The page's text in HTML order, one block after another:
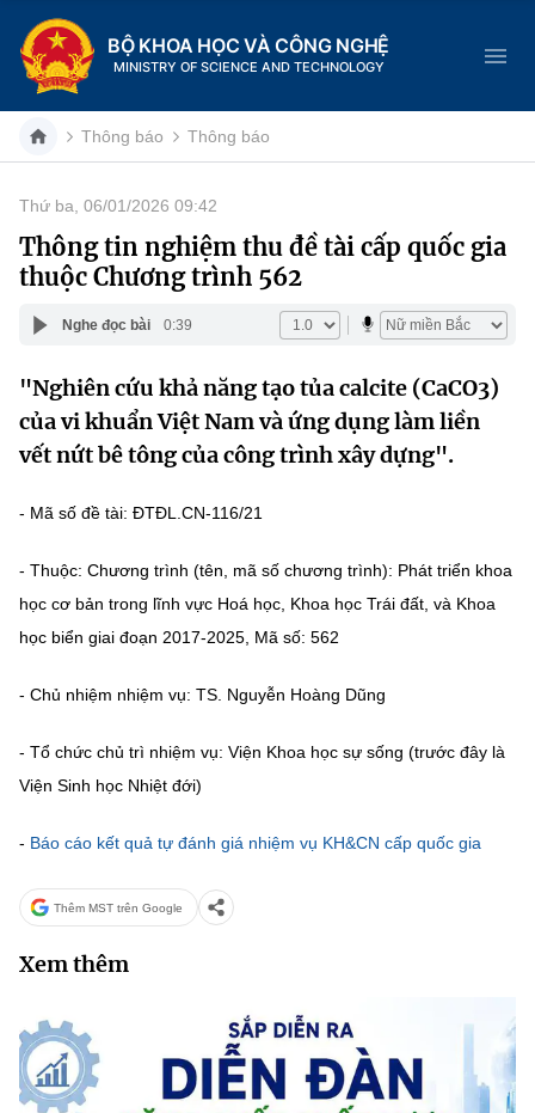
BỘ KHOA HỌC VÀ CÔNG NGHỆ
MINISTRY OF SCIENCE AND TECHNOLOGY
Danh mục
Trang chủ
Giới thiệu
Chức năng nhiệm vụ
Cơ cấu tổ chức
Lịch sử phát triển
Sở Khoa học và Công nghệ
Tin tức sự kiện
Khoa học và Công nghệ
Đổi mới sáng tạo
Chuyển đổi số
Bưu chính, Viễn thông
Sở hữu trí tuệ
Tiêu chuẩn, đo lường, chất lượng
Tin địa phương
Dịch vụ công
Hệ thống văn bản
Văn bản QPPL
MST IOFFICE
THỐNG KÊ
Chuyển đổi số
Bưu chính, Viễn thông
Sở hữu trí tuệ
Tiêu chuẩn, đo lường, chất lượng
Năng lượng nguyên tử
Ảnh
Voice
Nhiệm vụ trọng tâm
Chọn ngôn ngữ
Thông báo Thông báo
Thứ ba, 06/01/2026 09:42
Thông tin nghiệm thu đề tài cấp quốc gia
thuộc Chương trình 562
Nghe đọc bài 0:39
"Nghiên cứu khả năng tạo tủa calcite (CaCO3)
của vi khuẩn Việt Nam và ứng dụng làm liền
vết nứt bê tông của công trình xây dựng".
- Mã số đề tài: ĐTĐL.CN-116/21
- Thuộc: Chương trình (tên, mã số chương trình): Phát triển khoa
học cơ bản trong lĩnh vực Hoá học, Khoa học Trái đất, và Khoa
học biển giai đoạn 2017-2025, Mã số: 562
- Chủ nhiệm nhiệm vụ: TS. Nguyễn Hoàng Dũng
- Tổ chức chủ trì nhiệm vụ: Viện Khoa học sự sống (trước đây là
Viện Sinh học Nhiệt đới)
- Báo cáo kết quả tự đánh giá nhiệm vụ KH&CN cấp quốc gia
Thêm MST trên Google
Xem thêm